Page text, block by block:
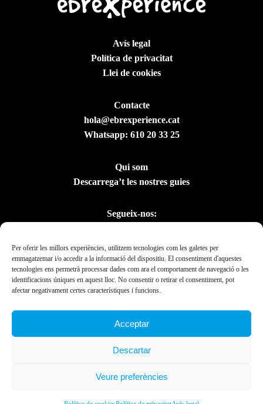
Per oferir les millors experiències, utilitzem tecnologies com les galetes per
emmagatzemar i/o accedir a la informació del dispositiu. El consentiment d'aquestes
tecnologies ens permetrà processar dades com ara el comportament de navegació o les
identificacions úniques en aquest lloc. No consentir o retirar el consentiment, pot
afectar negativament certes característiques i funcions.
Acceptar
Descartar
Veure preferències
Avís legal
Política de privacitat
Llei de cookies
Contacte
hola@ebrexperience.cat
Whatsapp: 610 20 33 25
Qui som
Descarrega’t les nostres guies
Segueix-nos:
Presidència